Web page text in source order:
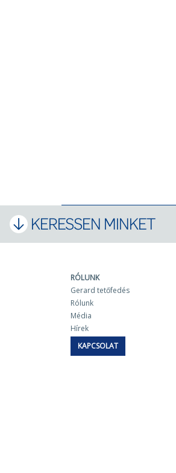
KERESSEN MINKET
RÓLUNK
Gerard tetőfedés
Rólunk
Média
Hírek
KAPCSOLAT